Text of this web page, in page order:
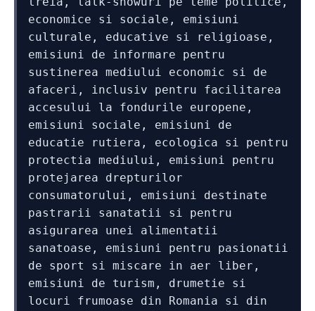
economice si sociale, emisiuni
culturale, educative si religioase,
emisiuni de informare pentru
sustinerea mediului economic si de
afaceri, inclusiv pentru facilitarea
accesului la fondurile europene,
emisiuni sociale, emisiuni de
educatie rutiera, ecologica si pentru
protectia mediului, emisiuni pentru
protejarea drepturilor
consumatorului, emisiuni destinate
pastrarii sanatatii si pentru
asigurarea unei alimentatii
sanatoase, emisiuni pentru pasionatii
de sport si miscare in aer liber,
emisiuni de turism, drumetie si
locuri frumoase din Romania si din